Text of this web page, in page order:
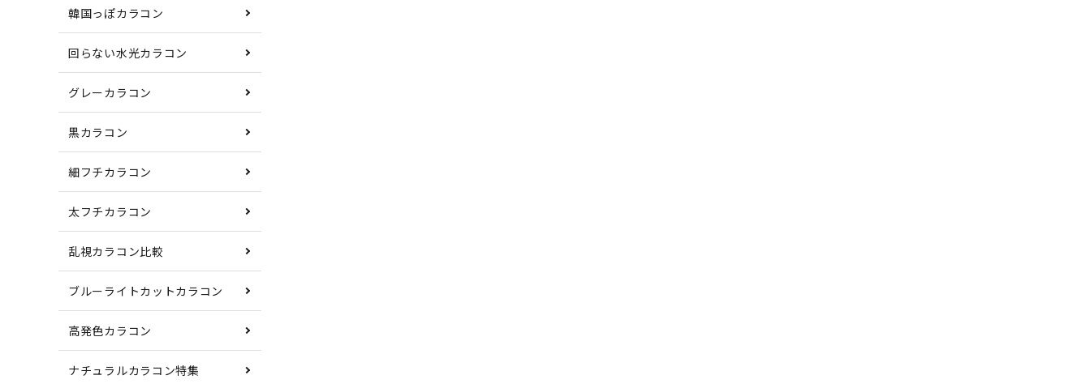
韓国っぽカラコン
回らない水光カラコン
グレーカラコン
黒カラコン
細フチカラコン
太フチカラコン
乱視カラコン比較
ブルーライトカットカラコン
高発色カラコン
ナチュラルカラコン特集